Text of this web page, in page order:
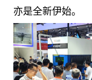
亦是全新伊始。